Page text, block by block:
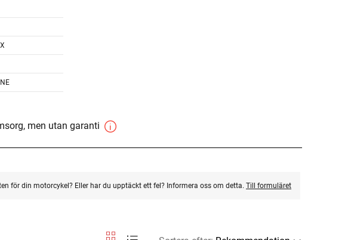
men utan garanti
för din motorcykel? Eller har du upptäckt ett fel? Informera oss om detta. Till formuläret